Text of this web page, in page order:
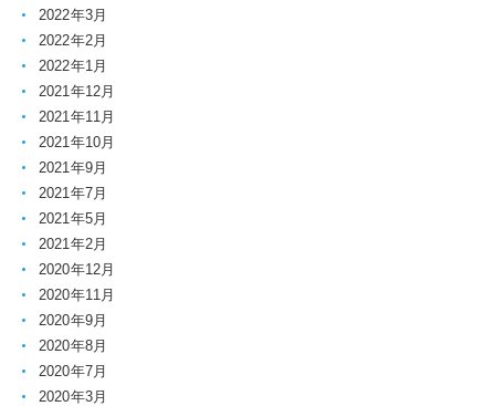
2022年3月
2022年2月
2022年1月
2021年12月
2021年11月
2021年10月
2021年9月
2021年7月
2021年5月
2021年2月
2020年12月
2020年11月
2020年9月
2020年8月
2020年7月
2020年3月